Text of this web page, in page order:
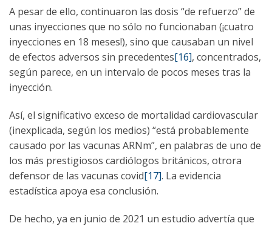
A pesar de ello, continuaron las dosis “de refuerzo” de
unas inyecciones que no sólo no funcionaban (¡cuatro
inyecciones en 18 meses!), sino que causaban un nivel
de efectos adversos sin precedentes[16], concentrados,
según parece, en un intervalo de pocos meses tras la
inyección.
Así, el significativo exceso de mortalidad cardiovascular
(inexplicada, según los medios) “está probablemente
causado por las vacunas ARNm”, en palabras de uno de
los más prestigiosos cardiólogos británicos, otrora
defensor de las vacunas covid[17]. La evidencia
estadística apoya esa conclusión.
De hecho, ya en junio de 2021 un estudio advertía que